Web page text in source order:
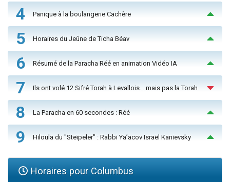
4 Panique à la boulangerie Cachère
5 Horaires du Jeûne de Ticha Béav
6 Résumé de la Paracha Réé en animation Vidéo IA
7 Ils ont volé 12 Sifré Torah à Levallois… mais pas la Torah
8 La Paracha en 60 secondes : Réé
9 Hiloula du "Steïpeler" : Rabbi Ya’acov Israël Kanievsky
Horaires pour Columbus